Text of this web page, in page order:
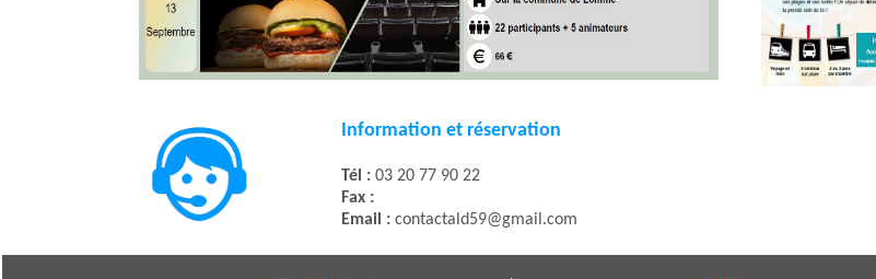
Information et réservation
Tél : 03 20 77 90 22
Fax :
Email : contactald59@gmail.com